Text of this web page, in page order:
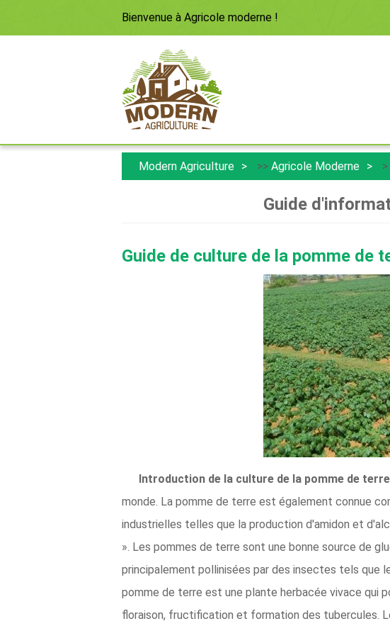
Bienvenue à Agricole moderne !
Modern Agriculture >> Agricole Moderne
Guide
Guide de culture de la pomme de
Introduction de la culture de la pomme de
monde. La pomme de terre est également connue
industrielles telles que la production d'amidon et
». Les pommes de terre sont une bonne source de
principalement pollinisées par des insectes tels que
pomme de terre est une plante herbacée vivace qui
floraison, fructification et formation des tubercules.